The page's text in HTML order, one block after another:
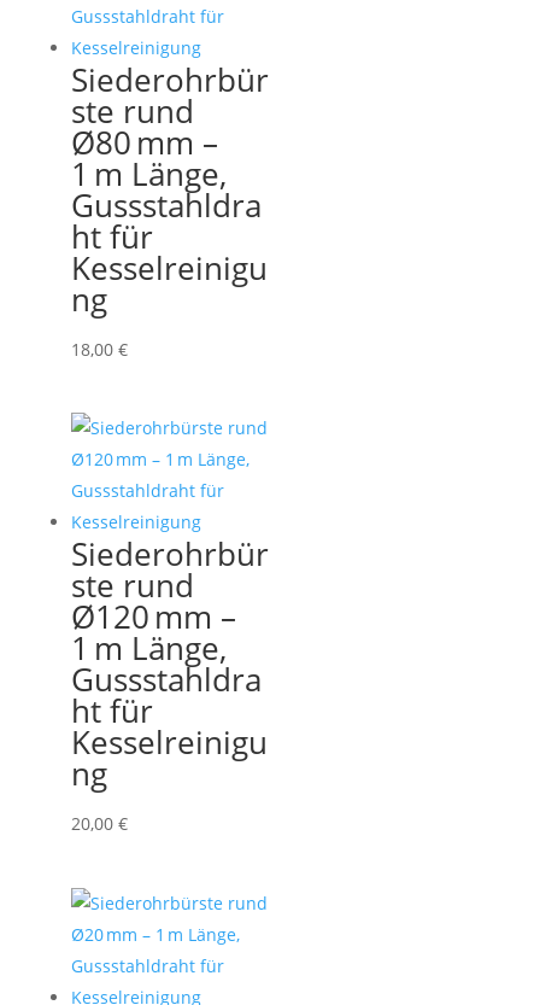
Siederohrbür
ste rund
Ø80 mm –
1 m Länge,
Gussstahldra
ht für
Kesselreinigu
ng
18,00 €
Siederohrbür
ste rund
Ø120 mm –
1 m Länge,
Gussstahldra
ht für
Kesselreinigu
ng
20,00 €